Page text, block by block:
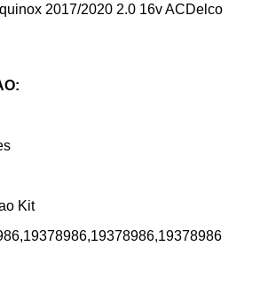
2017/2020 2.0 16v ACDelco
Kit